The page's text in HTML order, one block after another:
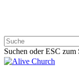
Suchen oder ESC zum
Suche